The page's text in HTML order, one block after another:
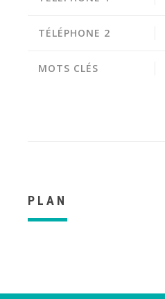
TÉLÉPHONE 2
MOTS CLÉS
PLAN